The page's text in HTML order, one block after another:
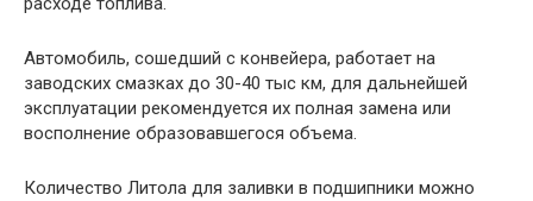
Автомобиль, сошедший с конвейера, работает на
заводских смазках до 30-40 тыс км, для дальнейшей
эксплуатации рекомендуется их полная замена или
восполнение образовавшегося объема.
Количество Литола для заливки в подшипники можно